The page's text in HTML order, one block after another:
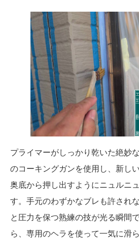
プライマーがしっかり乾いた絶妙
のコーキングガンを使用し、新し
奥底から押し出すようにニュルニ
す。手元のわずかなブレも許され
と圧力を保つ熟練の技が光る瞬間
ら、専用のヘラを使って一気に滑